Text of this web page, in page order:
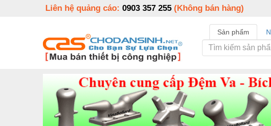
Liên hệ quảng cáo: 0903 357 255 (Không bán hàng)
Sản phẩm